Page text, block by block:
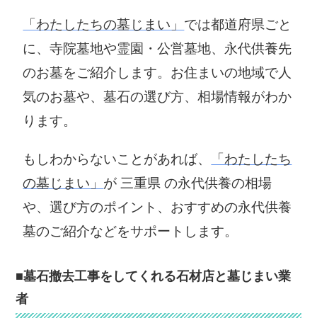
「わたしたちの墓じまい」 では都道府県ごと
に、寺院墓地や霊園・公営墓地、永代供養先
のお墓をご紹介します。お住まいの地域で人
気のお墓や、墓石の選び方、相場情報がわか
ります。
もしわからないことがあれば、
「わたしたち
の墓じまい」 が 三重県 の永代供養の相場
や、選び方のポイント、おすすめの永代供養
墓のご紹介などをサポートします。
■墓石撤去工事をしてくれる石材店と墓じまい業
者